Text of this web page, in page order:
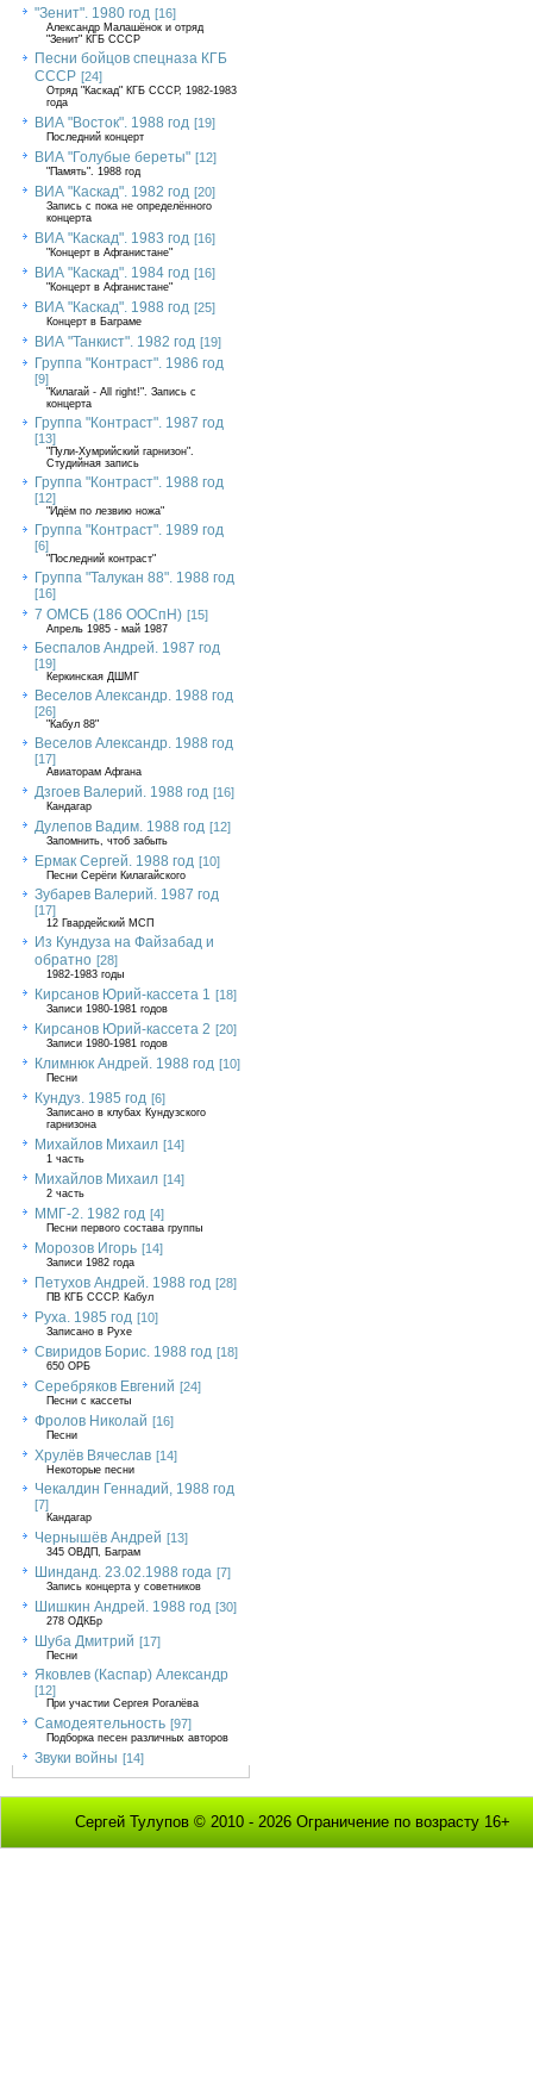
"Зенит". 1980 год [16]
Александр Малашёнок и отряд
"Зенит" КГБ СССР
Песни бойцов спецназа КГБ
СССР [24]
Отряд "Каскад" КГБ СССР, 1982-1983
года
ВИА "Восток". 1988 год [19]
Последний концерт
ВИА "Голубые береты" [12]
"Память". 1988 год
ВИА "Каскад". 1982 год [20]
Запись с пока не определённого
концерта
ВИА "Каскад". 1983 год [16]
"Концерт в Афганистане"
ВИА "Каскад". 1984 год [16]
"Концерт в Афганистане"
ВИА "Каскад". 1988 год [25]
Концерт в Баграме
ВИА "Танкист". 1982 год [19]
Группа "Контраст". 1986 год
[9]
"Килагай - All right!". Запись с
концерта
Группа "Контраст". 1987 год
[13]
"Пули-Хумрийский гарнизон".
Студийная запись
Группа "Контраст". 1988 год
[12]
"Идём по лезвию ножа"
Группа "Контраст". 1989 год
[6]
"Последний контраст"
Группа "Талукан 88". 1988 год
[16]
7 ОМСБ (186 ООСпН) [15]
Апрель 1985 - май 1987
Беспалов Андрей. 1987 год
[19]
Керкинская ДШМГ
Веселов Александр. 1988 год
[26]
"Кабул 88"
Веселов Александр. 1988 год
[17]
Авиаторам Афгана
Дзгоев Валерий. 1988 год [16]
Кандагар
Дулепов Вадим. 1988 год [12]
Запомнить, чтоб забыть
Ермак Сергей. 1988 год [10]
Песни Серёги Килагайского
Зубарев Валерий. 1987 год
[17]
12 Гвардейский МСП
Из Кундуза на Файзабад и
обратно [28]
1982-1983 годы
Кирсанов Юрий-кассета 1 [18]
Записи 1980-1981 годов
Кирсанов Юрий-кассета 2 [20]
Записи 1980-1981 годов
Климнюк Андрей. 1988 год [10]
Песни
Кундуз. 1985 год [6]
Записано в клубах Кундузского
гарнизона
Михайлов Михаил [14]
1 часть
Михайлов Михаил [14]
2 часть
ММГ-2. 1982 год [4]
Песни первого состава группы
Морозов Игорь [14]
Записи 1982 года
Петухов Андрей. 1988 год [28]
ПВ КГБ СССР. Кабул
Руха. 1985 год [10]
Записано в Рухе
Свиридов Борис. 1988 год [18]
650 ОРБ
Серебряков Евгений [24]
Песни с кассеты
Фролов Николай [16]
Песни
Хрулёв Вячеслав [14]
Некоторые песни
Чекалдин Геннадий, 1988 год
[7]
Кандагар
Чернышёв Андрей [13]
345 ОВДП, Баграм
Шинданд. 23.02.1988 года [7]
Запись концерта у советников
Шишкин Андрей. 1988 год [30]
278 ОДКБр
Шуба Дмитрий [17]
Песни
Яковлев (Каспар) Александр
[12]
При участии Сергея Рогалёва
Самодеятельность [97]
Подборка песен различных авторов
Звуки войны [14]
Сергей Тулупов © 2010 - 2026 Ограничение по возрасту 16+